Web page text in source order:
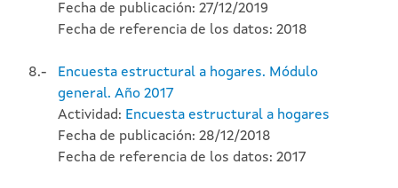
Fecha de publicación: 27/12/2019
Fecha de referencia de los datos: 2018
8.-
Encuesta estructural a hogares. Módulo
general. Año 2017
Actividad: Encuesta estructural a hogares
Fecha de publicación: 28/12/2018
Fecha de referencia de los datos: 2017